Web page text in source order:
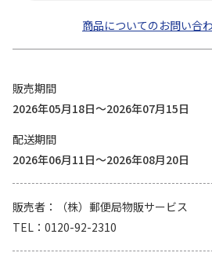
商品についてのお問い合
販売期間
2026年05月18日～2026年07月15日
配送期間
2026年06月11日～2026年08月20日
販売者
（株）郵便局物販サービス
TEL
0120-92-2310